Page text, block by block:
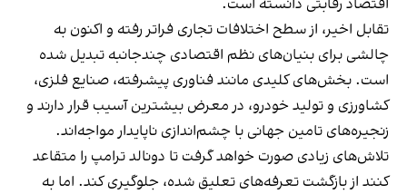
اقتصاد رقابتی دانسته است.
تقابل اخیر، از سطح اختلافات تجاری فراتر رفته و اکنون به
چالشی برای بنیان‌های نظم اقتصادی چندجانبه تبدیل شده
است. بخش‌های کلیدی مانند فناوری پیشرفته، صنایع فلزی،
کشاورزی و تولید خودرو، در معرض بیشترین آسیب قرار دارند و
زنجیره‌های تامین جهانی با چشم‌اندازی ناپایدار مواجه‌اند.
تلاش‌های زیادی صورت خواهد گرفت تا دونالد ترامپ را متقاعد
کنند از بازگشت تعرفه‌های تعلیق شده، جلوگیری کند. اما به